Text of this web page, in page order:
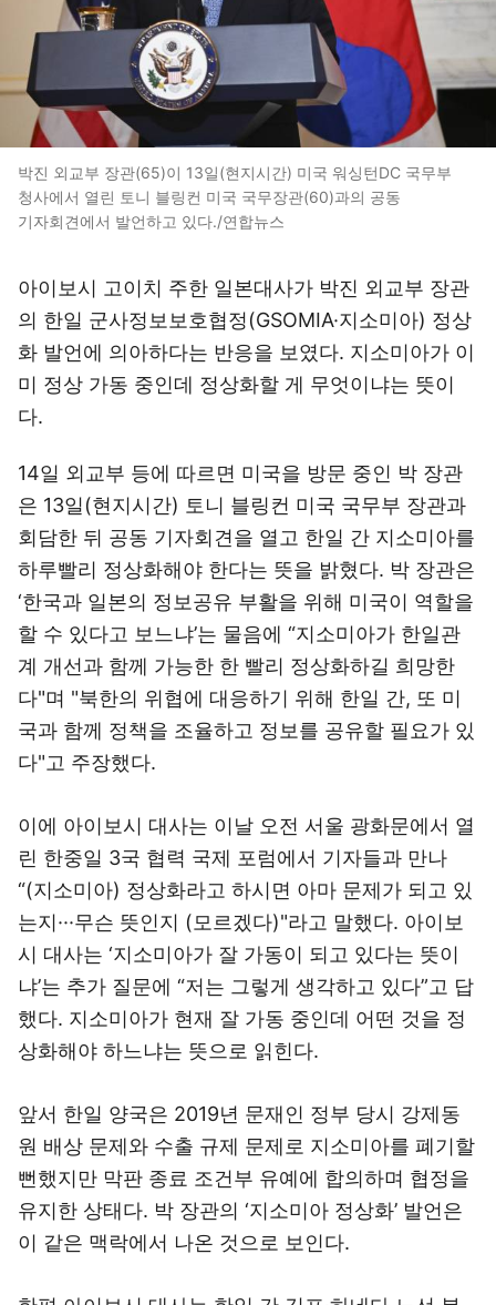
박진 외교부 장관(65)이 13일(현지시간) 미국 워싱턴DC 국무부
청사에서 열린 토니 블링컨 미국 국무장관(60)과의 공동
기자회견에서 발언하고 있다./연합뉴스
아이보시 고이치 주한 일본대사가 박진 외교부 장관
의 한일 군사정보보호협정(GSOMIA·지소미아) 정상
화 발언에 의아하다는 반응을 보였다. 지소미아가 이
미 정상 가동 중인데 정상화할 게 무엇이냐는 뜻이
다.
14일 외교부 등에 따르면 미국을 방문 중인 박 장관
은 13일(현지시간) 토니 블링컨 미국 국무부 장관과
회담한 뒤 공동 기자회견을 열고 한일 간 지소미아를
하루빨리 정상화해야 한다는 뜻을 밝혔다. 박 장관은
‘한국과 일본의 정보공유 부활을 위해 미국이 역할을
할 수 있다고 보느냐’는 물음에 “지소미아가 한일관
계 개선과 함께 가능한 한 빨리 정상화하길 희망한
다"며 "북한의 위협에 대응하기 위해 한일 간, 또 미
국과 함께 정책을 조율하고 정보를 공유할 필요가 있
다"고 주장했다.
이에 아이보시 대사는 이날 오전 서울 광화문에서 열
린 한중일 3국 협력 국제 포럼에서 기자들과 만나
“(지소미아) 정상화라고 하시면 아마 문제가 되고 있
는지···무슨 뜻인지 (모르겠다)"라고 말했다. 아이보
시 대사는 ‘지소미아가 잘 가동이 되고 있다는 뜻이
냐’는 추가 질문에 “저는 그렇게 생각하고 있다”고 답
했다. 지소미아가 현재 잘 가동 중인데 어떤 것을 정
상화해야 하느냐는 뜻으로 읽힌다.
앞서 한일 양국은 2019년 문재인 정부 당시 강제동
원 배상 문제와 수출 규제 문제로 지소미아를 폐기할
뻔했지만 막판 종료 조건부 유예에 합의하며 협정을
유지한 상태다. 박 장관의 ‘지소미아 정상화’ 발언은
이 같은 맥락에서 나온 것으로 보인다.